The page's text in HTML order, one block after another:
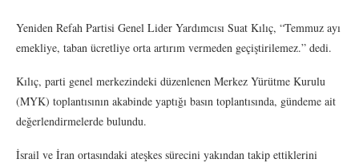
Yeniden Refah Partisi Genel Lider Yardımcısı Suat Kılıç, “Temmuz ayı
emekliye, taban ücretliye orta artırım vermeden geçiştirilemez.” dedi.
Kılıç, parti genel merkezindeki düzenlenen Merkez Yürütme Kurulu
(MYK) toplantısının akabinde yaptığı basın toplantısında, gündeme ait
değerlendirmelerde bulundu.
İsrail ve İran ortasındaki ateşkes sürecini yakından takip ettiklerini